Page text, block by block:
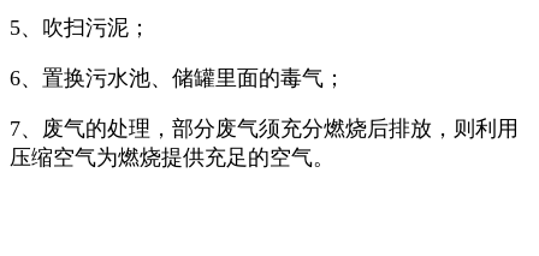
5、吹扫污泥；
6、置换污水池、储罐里面的毒气；
7、废气的处理，部分废气须充分燃烧后排放，则利用
压缩空气为燃烧提供充足的空气。